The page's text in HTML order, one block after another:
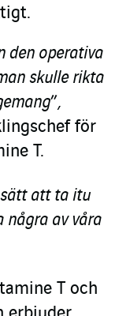
den operativa
skulle rikta
”,
för
T.
att ta itu
några av våra
T och